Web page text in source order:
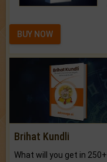
BUY NOW
Brihat Kundli